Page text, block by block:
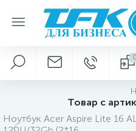
0
Товар с
Ноутбук Acer Aspire Lite 16